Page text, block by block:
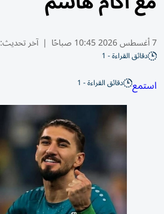
7 أغسطس 2026 10:45 صباحًا | آخر تحديث:
دقائق القراءة - 1
استمع دقائق القراءة - 1